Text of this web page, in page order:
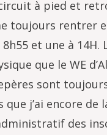
à pied et
toujours rentrer
8h55 et une à
que le WE
sont
que j’ai encore
des